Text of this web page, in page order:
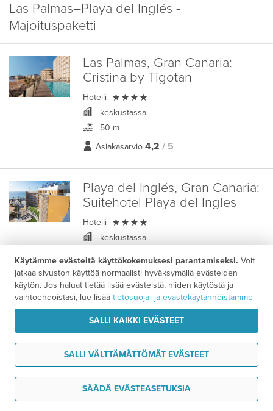
Tarvitsen tukea
Las Palmas–Playa del Inglés -
Majoituspaketti
Las Palmas, Gran Canaria:
Cristina by Tigotan
Hotelli 
keskustassa
50 m
Asiakasarvio 4,2 / 5
Playa del Inglés, Gran Canaria:
Suitehotel Playa del Ingles
Hotelli 
keskustassa
Asiakasarvio 4,2/ 5
Edut ja lisäpalvelut
Käytämme evästeitä käyttökokemuksesi parantamiseksi. Voit
jatkaa sivuston käyttöä normaalisti hyväksymällä evästeiden
käytön. Jos haluat tietää lisää evästeistä, niiden käytöstä ja
vaihtoehdoistasi, lue lisää tietosuoja- ja evästekäytännöistämme
SALLI KAIKKI EVÄSTEET
SALLI VÄLTTÄMÄTTÖMÄT EVÄSTEET
SÄÄDÄ EVÄSTEASETUKSIA